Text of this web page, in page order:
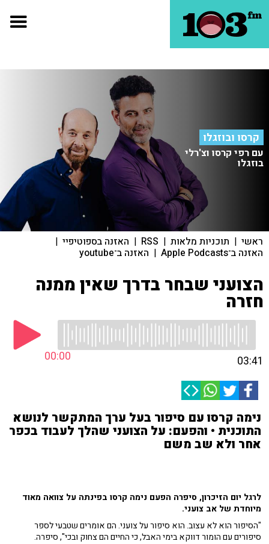
קרסו ובוזגלו
עם רפי קרסו וצ'רלי
בוזגלו
ראשי | תוכניות מלאות |
RSS
| האזנה בספוטיפיי |
האזנה ב־Apple Podcasts | האזנה ב־youtube
הצועני שבחר בדרך שאין ממנה
חזרה
00:00 03:41
נימה קרסו עם סיפור בעל ערך המתקשר לנושא
התוכנית • והפעם: על הצועני שהלך לעבוד בכפר
אחר ולא שב משם
לרגל יום הזיכרון, סיפרה הפעם נימה קרסו בפינתה על צוואה מאוד
מיוחדת של אב צועני.
"הסיפור הוא לא עצוב. הוא סיפור על צועני. הם אומרים שטבעי לספר
סיפורים עם הומור דווקא בימי האבל, כי החיים הם צחוק ובכי", סיפרה.